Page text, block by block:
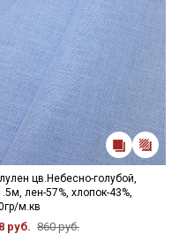
цв.Небесно-голубой,
лен-57%, хлопок-43%,
м.кв
руб. 860 руб.